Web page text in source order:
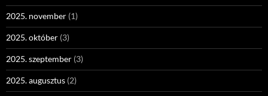
2025. november (1)
2025. október (3)
2025. szeptember (3)
2025. augusztus (2)